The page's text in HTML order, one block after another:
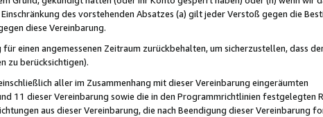
des vorstehenden Absatzes (a) gilt jeder Verstoß gegen die
diese Vereinbarung.
einen angemessenen Zeitraum zurückbehalten, um sicherzustellen, dass
zu berücksichtigen).
aller im Zusammenhang mit dieser Vereinbarung eingeräumten
11 dieser Vereinbarung sowie die in den Programmrichtlinien festgelegten
aus dieser Vereinbarung, die nach Beendigung dieser Vereinbarung